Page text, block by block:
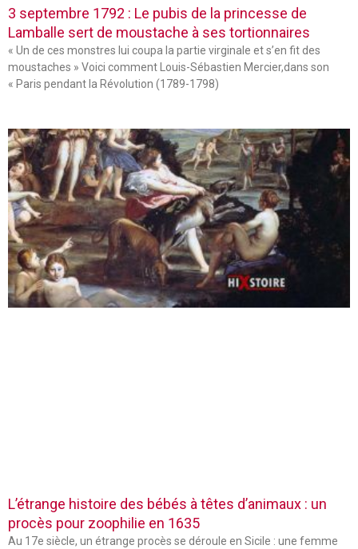
3 septembre 1792 : Le pubis de la princesse de
Lamballe sert de moustache à ses tortionnaires
« Un de ces monstres lui coupa la partie virginale et s’en fit des
moustaches » Voici comment Louis-Sébastien Mercier,dans son
« Paris pendant la Révolution (1789-1798)
L’étrange histoire des bébés à têtes d’animaux : un
procès pour zoophilie en 1635
Au 17e siècle, un étrange procès se déroule en Sicile : une femme